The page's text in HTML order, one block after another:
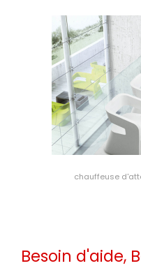
chauffeuse
Besoin d'aide,